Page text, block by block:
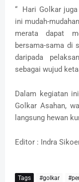
“ Hari Golkar
ini mudah-
merata dapat
bersama-sama di
daripada
sebagai wujud
Dalam kegiatan
Golkar Asahan,
langsung hewan
Editor : Indra
Tags #golkar